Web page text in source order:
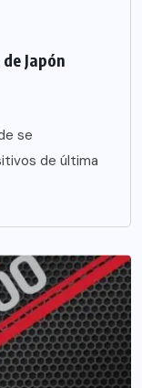
Japón
se
de última